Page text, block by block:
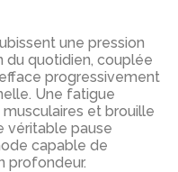
une pression
du quotidien, couplée
progressivement
Une fatigue
musculaires et brouille
véritable pause
capable de
profondeur.